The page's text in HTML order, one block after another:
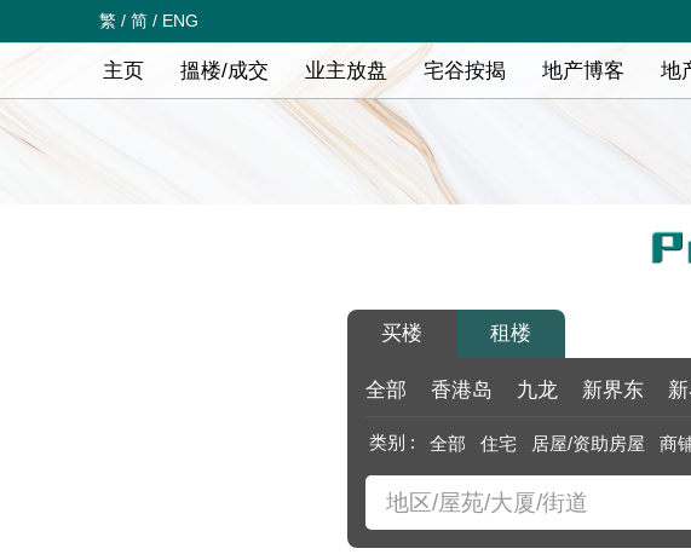
繁 / 简 / ENG
主页 搵楼/成交 业主放盘 宅谷按揭 地产博客 地
买楼 租楼
全部 香港岛 九龙 新界东
类别 : 全部 住宅 居屋/资助房屋 商